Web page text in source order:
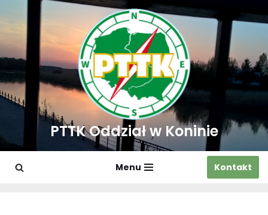
Przejdź
do
treści
PTTK Oddział w Koninie
Menu Kontakt